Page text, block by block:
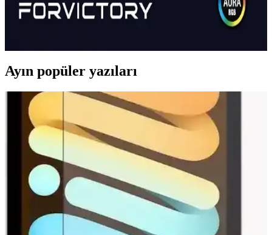
North Shield mekanik gaming klavyesi, Blue switch teknolojisi ve
tam metal panel yapısıyla yüksek dayanıklılık ve performans sağlar,
Ayın popüler yazıları